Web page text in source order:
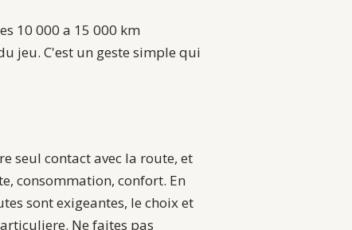
10 000 a 15 000 km
jeu. C'est un geste simple qui
seul contact avec la route, et
consommation, confort. En
sont exigeantes, le choix et
Ne faites pas